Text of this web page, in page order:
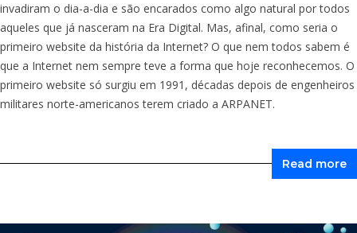
invadiram o dia-a-dia e são encarados como algo natural por todos
aqueles que já nasceram na Era Digital. Mas, afinal, como seria o
primeiro website da história da Internet? O que nem todos sabem é
que a Internet nem sempre teve a forma que hoje reconhecemos. O
primeiro website só surgiu em 1991, décadas depois de engenheiros
militares norte-americanos terem criado a ARPANET.
Read more